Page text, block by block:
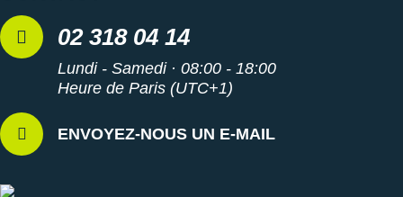
02 318 04 14
Lundi - Samedi · 08:00 - 18:00
Heure de Paris (UTC+1)
ENVOYEZ-NOUS UN E-MAIL